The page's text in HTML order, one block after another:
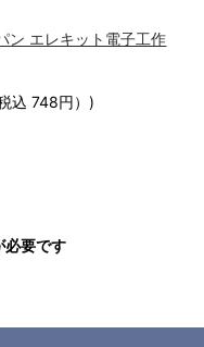
ン エレキット電子工作
込 748円）)
必要です